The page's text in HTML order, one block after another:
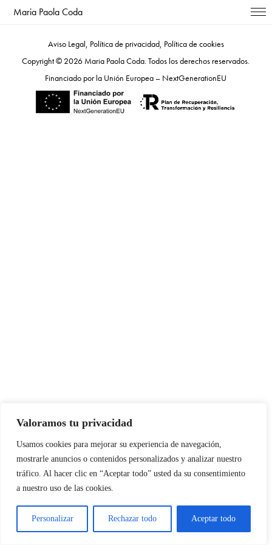
Valoramos tu privacidad
Usamos cookies para mejorar su experiencia de navegación,
mostrarle anuncios o contenidos personalizados y analizar nuestro
tráfico. Al hacer clic en “Aceptar todo” usted da su consentimiento
a nuestro uso de las cookies.
Personalizar Rechazar todo Aceptar todo
Maria Paola Coda
Aviso Legal, Política de privacidad, Política de cookies
Copyright © 2026 Maria Paola Coda. Todos los derechos reservados.
Financiado por la Unión Europea – NextGenerationEU